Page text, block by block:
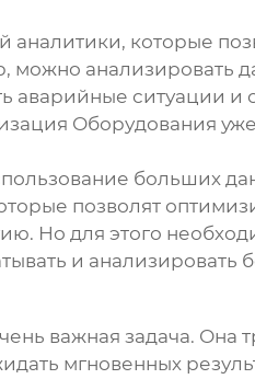
аналитики, которые
анализировать
аварийные ситуации
Оборудования
больших
позволят
Но для этого
и
важная задача. Она
мгновенных